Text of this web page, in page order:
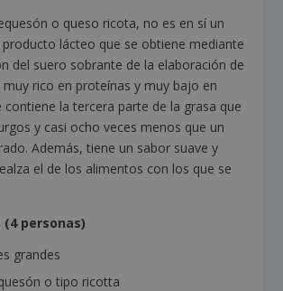
o queso ricota, no es en sí un
lácteo que se obtiene mediante
del suero sobrante de la elaboración de
muy rico en proteínas y muy bajo en
contiene la tercera parte de la grasa que
y casi ocho veces menos que un
Además, tiene un sabor suave y
el de los alimentos con los que se
personas)
grandes
o tipo ricotta